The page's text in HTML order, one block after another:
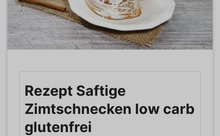
Rezept Saftige
Zimtschnecken low carb
glutenfrei